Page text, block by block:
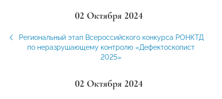
02 Октября 2024
Региональный этап Всероссийского конкурса РОНКТД
по неразрушающему контролю «Дефектоскопист
2025»
02 Октября 2024